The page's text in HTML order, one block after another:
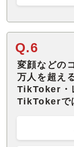
Q.6
変顔などの
万人を超え
TikToker・
TikTokerで